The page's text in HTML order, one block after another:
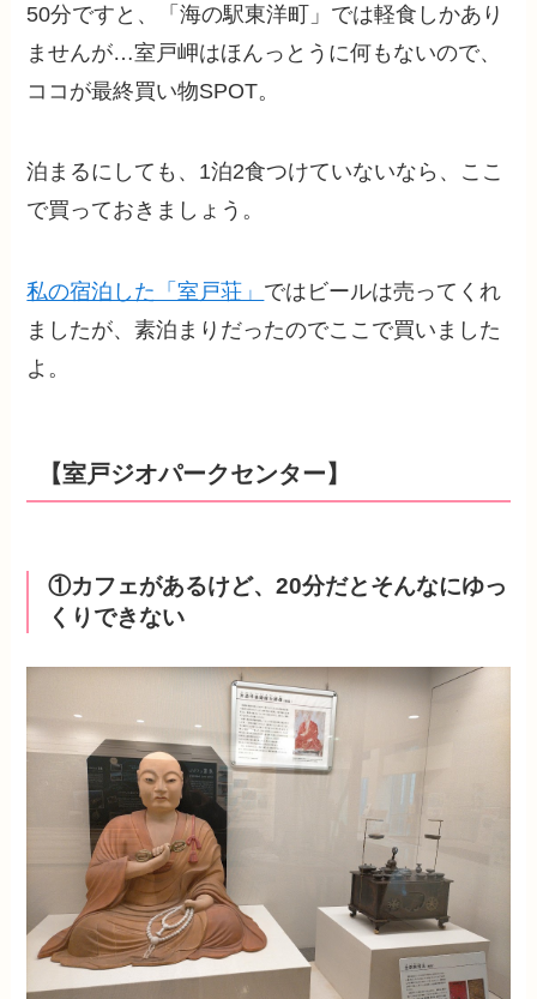
50分ですと、「海の駅東洋町」では軽食しかあり
ませんが…室戸岬はほんっとうに何もないので、
ココが最終買い物SPOT。
泊まるにしても、1泊2食つけていないなら、ここ
で買っておきましょう。
私の宿泊した「室戸荘」 ではビールは売ってくれ
ましたが、素泊まりだったのでここで買いました
よ。
【室戸ジオパークセンター】
①カフェがあるけど、20分だとそんなにゆっ
くりできない